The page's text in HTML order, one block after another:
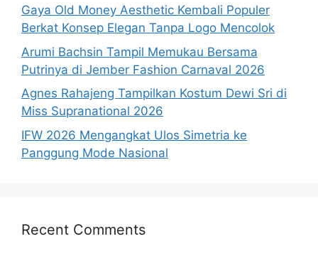
Gaya Old Money Aesthetic Kembali Populer
Berkat Konsep Elegan Tanpa Logo Mencolok
Arumi Bachsin Tampil Memukau Bersama
Putrinya di Jember Fashion Carnaval 2026
Agnes Rahajeng Tampilkan Kostum Dewi Sri di
Miss Supranational 2026
IFW 2026 Mengangkat Ulos Simetria ke
Panggung Mode Nasional
Recent Comments